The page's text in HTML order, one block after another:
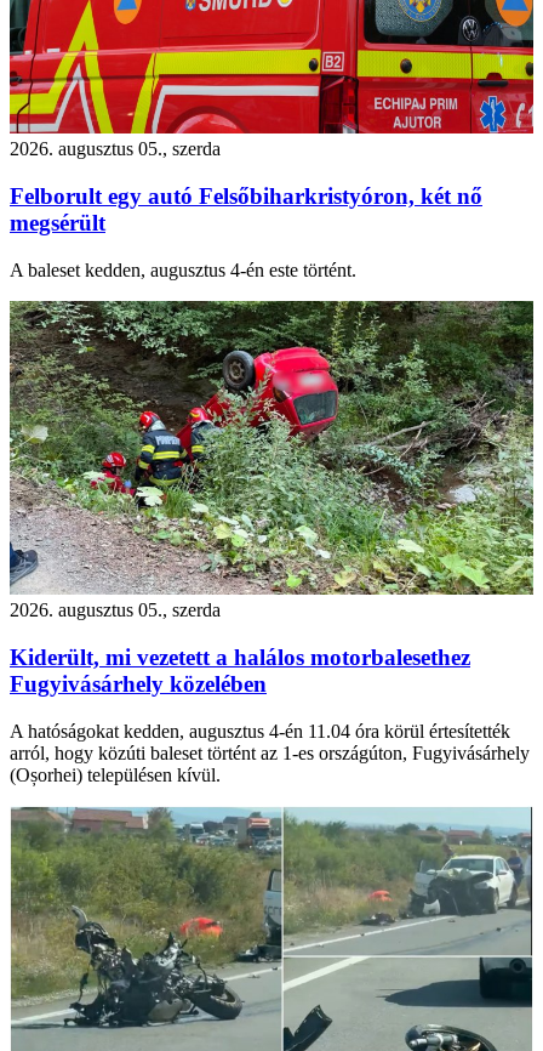
2026. augusztus 05., szerda
Felborult egy autó Felsőbiharkristyóron, két nő
megsérült
A baleset kedden, augusztus 4-én este történt.
2026. augusztus 05., szerda
Kiderült, mi vezetett a halálos motorbalesethez
Fugyivásárhely közelében
A hatóságokat kedden, augusztus 4-én 11.04 óra körül értesítették
arról, hogy közúti baleset történt az 1-es országúton, Fugyivásárhely
(Oșorhei) településen kívül.